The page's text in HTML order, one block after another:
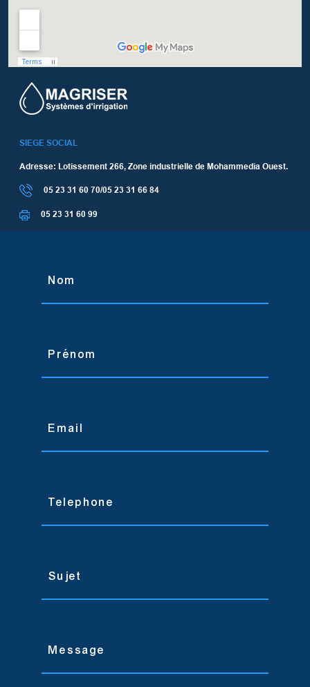
SIEGE SOCIAL
Adresse: Lotissement 266, Zone industrielle de Mohammedia Ouest.
05 23 31 60 70/05 23 31 66 84
05 23 31 60 99